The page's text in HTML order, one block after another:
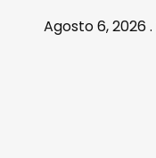
Agosto 6, 2026